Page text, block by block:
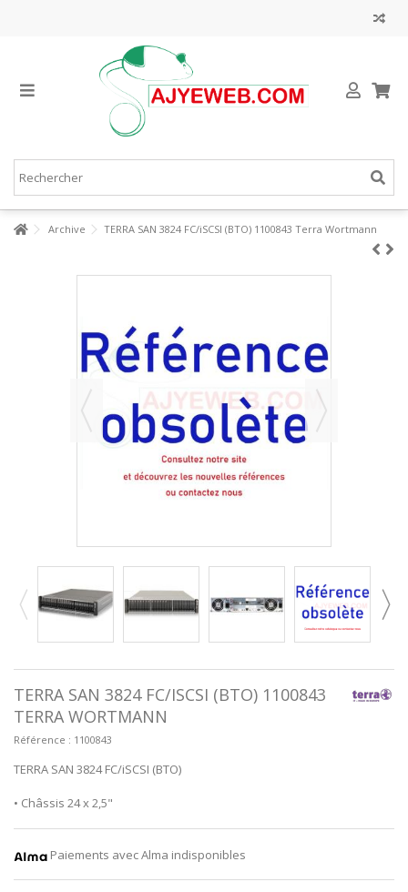
Archive TERRA SAN 3824 FC/iSCSI (BTO) 1100843 Terra Wortmann
TERRA SAN 3824 FC/ISCSI (BTO) 1100843
TERRA WORTMANN
Référence : 1100843
TERRA SAN 3824 FC/iSCSI (BTO)
• Châssis 24 x 2,5"
Paiements avec Alma indisponibles